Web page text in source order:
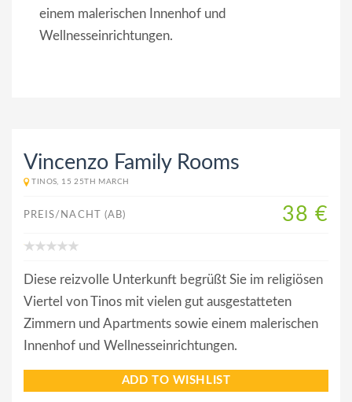
einem malerischen Innenhof und
Wellnesseinrichtungen.
Vincenzo Family Rooms
TINOS, 15 25TH MARCH
PREIS/NACHT (AB) 38 €
Diese reizvolle Unterkunft begrüßt Sie im religiösen
Viertel von Tinos mit vielen gut ausgestatteten
Zimmern und Apartments sowie einem malerischen
Innenhof und Wellnesseinrichtungen.
ADD TO WISHLIST